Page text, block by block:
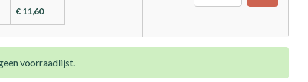
€ 11,60
voorraadlijst.